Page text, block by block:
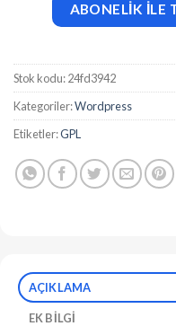
ABONELİK İLE
Stok kodu:24fd3942
Kategoriler:Wordpress
Etiketler:GPL
AÇIKLAMA
EK BILGI